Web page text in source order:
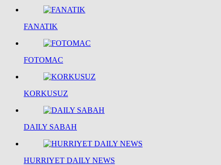
FANATIK
FOTOMAC
KORKUSUZ
DAILY SABAH
HURRIYET DAILY NEWS